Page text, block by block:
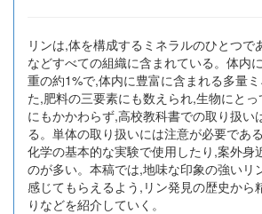
リンは,体を構成するミネラルのひとつで
などすべての組織に含まれている。体内
重の約1%で,体内に豊富に含まれる多量
た,肥料の三要素にも数えられ,生物にと
にもかかわらず,高校教科書での取り扱い
る。単体の取り扱いには注意が必要であ
化学の基本的な実験で使用したり,案外身
のが多い。本稿では,地味な印象の強いリ
感じてもらえるよう,リン発見の歴史から
りなどを紹介していく。